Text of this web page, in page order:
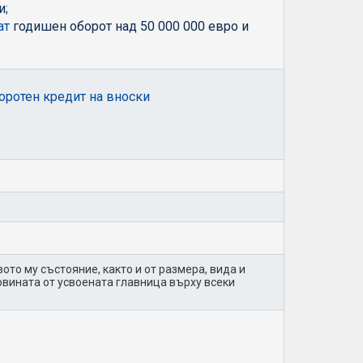
;
годишен оборот над 50 000 000 евро и
кредит на вноски
му състояние, както и от размера, вида и
от усвоената главница върху всеки